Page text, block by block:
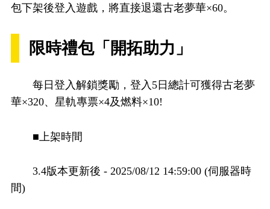
包下架後登入遊戲，將直接退還古老夢華×60。
限時禮包「開拓助力」
每日登入解鎖獎勵，登入5日總計可獲得古老夢
華×320、星軌專票×4及燃料×10!
■上架時間
3.4版本更新後 - 2025/08/12 14:59:00 (伺服器時
間)